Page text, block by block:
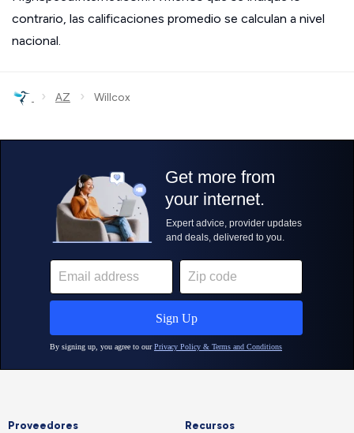
contrario, las calificaciones promedio se calculan a nivel
nacional.
› AZ › Willcox
Proveedores Recursos